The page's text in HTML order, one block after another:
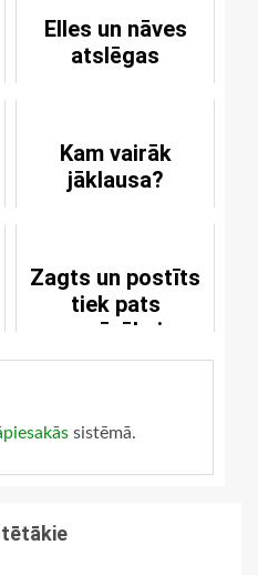
Elles un nāves
atslēgas
Kam vairāk
jāklausa?
Zagts un postīts
tiek pats
svarīgākais
sistēmā.